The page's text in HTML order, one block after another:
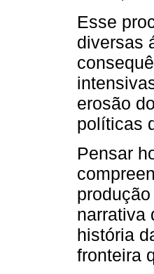
Esse
diversas
erosão
políticas
Pensar
narrativa
história
fronteira